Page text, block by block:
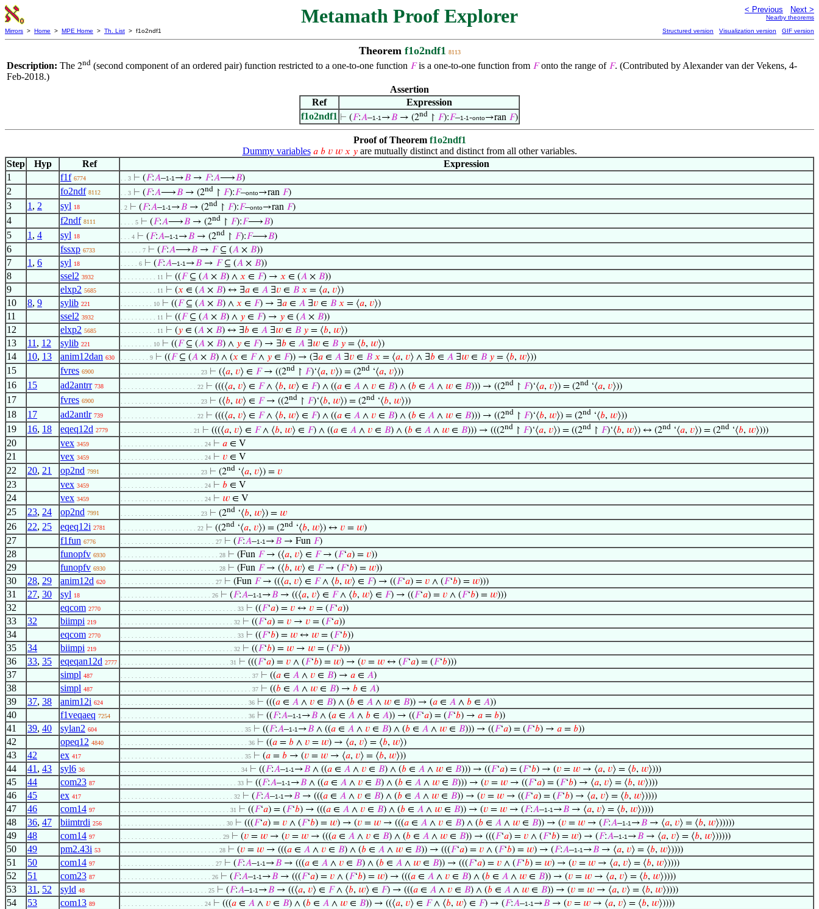
Metamath Proof Explorer < Previous Next >
Nearby theorems
Mirrors > Home > MPE Home > Th. List > f1o2ndf1 Structured version Visualization version GIF version
Theorem f1o2ndf1 8113
Description: The 2nd (second component of an ordered pair) function restricted to a one-to-one function 𝐹is a one-to-one function from 𝐹onto the range of 𝐹. (Contributed by Alexander van der Vekens, 4-
Feb-2018.)
Assertion
Ref
Expression
f1o2ndf1 ⊢ (𝐹:𝐴–1-1→𝐵 → (2nd ↾ 𝐹):𝐹–1-1-onto→ran 𝐹)
Proof of Theorem f1o2ndf1
Dummy variables 𝑎 𝑏 𝑣 𝑤 𝑥 𝑦are mutually distinct and distinct from all other variables.
Step
Hyp Ref
Expression
1
f1f 6774 . . 3 ⊢ (𝐹:𝐴–1-1 →𝐵 → 𝐹:𝐴⟶𝐵)
2 fo2ndf 8112 . . 3 ⊢ (𝐹:𝐴⟶𝐵 → (2nd ↾ 𝐹):𝐹–onto→ran 𝐹)
3 1 , 2 syl 18 . 2 ⊢ (𝐹:𝐴–1-1→𝐵 → (2nd ↾ 𝐹):𝐹–onto→ran 𝐹)
4 f2ndf 8111 . . . . 5 ⊢ (𝐹:𝐴⟶𝐵 → (2nd ↾ 𝐹):𝐹⟶𝐵)
5 1 , 4 syl 18 . . . 4 ⊢ (𝐹:𝐴–1-1→𝐵 → (2nd ↾ 𝐹):𝐹⟶𝐵)
6 fssxp 6733 . . . . . . 7 ⊢ (𝐹:𝐴⟶𝐵 → 𝐹⊆ (𝐴 × 𝐵))
7 1 , 6 syl 18 . . . . . 6 ⊢ (𝐹:𝐴–1-1 →𝐵 → 𝐹⊆ (𝐴 × 𝐵))
8 ssel2 3932 . . . . . . . . . . 11 ⊢ ((𝐹⊆ (𝐴 × 𝐵) ∧ 𝑥 ∈ 𝐹) → 𝑥 ∈ (𝐴 × 𝐵))
9 elxp2 5685 . . . . . . . . . . 11 ⊢ (𝑥 ∈ (𝐴 × 𝐵) ↔ ∃𝑎 ∈ 𝐴 ∃𝑣 ∈ 𝐵 𝑥 = ⟨𝑎, 𝑣⟩)
10 8, 9 sylib 221 . . . . . . . . . 10 ⊢ ((𝐹⊆ (𝐴 × 𝐵) ∧ 𝑥 ∈ 𝐹) → ∃𝑎 ∈ 𝐴 ∃𝑣 ∈ 𝐵 𝑥 = ⟨𝑎, 𝑣⟩)
11 ssel2 3932 . . . . . . . . . . 11 ⊢ ((𝐹⊆ (𝐴 × 𝐵) ∧ 𝑦 ∈ 𝐹) → 𝑦 ∈ (𝐴 × 𝐵))
12 elxp2 5685 . . . . . . . . . . 11 ⊢ (𝑦 ∈ (𝐴 × 𝐵) ↔ ∃𝑏 ∈ 𝐴 ∃𝑤 ∈ 𝐵 𝑦 = ⟨𝑏, 𝑤⟩)
13 11 , 12 sylib 221 . . . . . . . . . 10 ⊢ ((𝐹⊆ (𝐴 × 𝐵) ∧ 𝑦 ∈ 𝐹) → ∃𝑏 ∈ 𝐴 ∃𝑤 ∈ 𝐵 𝑦 = ⟨𝑏, 𝑤⟩)
14 10, 13 anim12dan 630 . . . . . . . . 9 ⊢ ((𝐹⊆ (𝐴 × 𝐵) ∧ (𝑥 ∈ 𝐹∧ 𝑦 ∈ 𝐹)) → (∃𝑎 ∈ 𝐴 ∃𝑣 ∈ 𝐵 𝑥 = ⟨𝑎, 𝑣⟩ ∧ ∃𝑏 ∈ 𝐴 ∃𝑤 ∈ 𝐵 𝑦 = ⟨𝑏, 𝑤⟩))
15 fvres 6900 . . . . . . . . . . . . . . . . . . . . . . 23 ⊢ (⟨𝑎, 𝑣⟩ ∈ 𝐹→ ((2nd ↾ 𝐹)‘⟨𝑎, 𝑣⟩) = (2nd ‘⟨𝑎, 𝑣⟩))
16 15 ad2antrr 738 . . . . . . . . . . . . . . . . . . . . . 22 ⊢ (((⟨𝑎, 𝑣⟩ ∈ 𝐹∧ ⟨𝑏, 𝑤⟩ ∈ 𝐹) ∧ ((𝑎 ∈ 𝐴 ∧ 𝑣 ∈ 𝐵) ∧ (𝑏 ∈ 𝐴 ∧ 𝑤 ∈ 𝐵))) → ((2nd ↾ 𝐹)‘⟨𝑎, 𝑣⟩) = (2nd ‘⟨𝑎, 𝑣⟩))
17 fvres 6900 . . . . . . . . . . . . . . . . . . . . . . 23 ⊢ (⟨𝑏, 𝑤⟩ ∈ 𝐹→ ((2nd ↾ 𝐹)‘⟨𝑏, 𝑤⟩) = (2nd ‘⟨𝑏, 𝑤⟩))
18 17 ad2antlr 739 . . . . . . . . . . . . . . . . . . . . . 22 ⊢ (((⟨𝑎, 𝑣⟩ ∈ 𝐹∧ ⟨𝑏, 𝑤⟩ ∈ 𝐹) ∧ ((𝑎 ∈ 𝐴 ∧ 𝑣 ∈ 𝐵) ∧ (𝑏 ∈ 𝐴 ∧ 𝑤 ∈ 𝐵))) → ((2nd ↾ 𝐹)‘⟨𝑏, 𝑤⟩) = (2nd ‘⟨𝑏, 𝑤⟩))
19 16, 18 eqeq12d 2779 . . . . . . . . . . . . . . . . . . . . 21 ⊢ (((⟨𝑎, 𝑣⟩ ∈ 𝐹∧ ⟨𝑏, 𝑤⟩ ∈ 𝐹) ∧ ((𝑎 ∈ 𝐴 ∧ 𝑣 ∈ 𝐵) ∧ (𝑏 ∈ 𝐴 ∧ 𝑤 ∈ 𝐵))) → (((2nd ↾ 𝐹)‘⟨𝑎, 𝑣⟩) = ((2nd ↾ 𝐹)‘⟨𝑏, 𝑤⟩) ↔ (2nd ‘⟨𝑎, 𝑣⟩) = (2nd ‘⟨𝑏, 𝑤⟩)))
20 vex 3459 . . . . . . . . . . . . . . . . . . . . . . . 24 ⊢ 𝑎 ∈ V
21 vex 3459 . . . . . . . . . . . . . . . . . . . . . . . 24 ⊢ 𝑣 ∈ V
22 20, 21 op2nd 7991 . . . . . . . . . . . . . . . . . . . . . . 23 ⊢ (2nd ‘⟨𝑎, 𝑣⟩) = 𝑣
23 vex 3459 . . . . . . . . . . . . . . . . . . . . . . . 24 ⊢ 𝑏 ∈ V
24 vex 3459 . . . . . . . . . . . . . . . . . . . . . . . 24 ⊢ 𝑤 ∈ V
25 23, 24 op2nd 7991 . . . . . . . . . . . . . . . . . . . . . . 23 ⊢ (2nd ‘⟨𝑏, 𝑤⟩) = 𝑤
26 22, 25 eqeq12i 2781 . . . . . . . . . . . . . . . . . . . . . 22 ⊢ ((2nd ‘⟨𝑎, 𝑣⟩) = (2nd ‘⟨𝑏, 𝑤⟩) ↔ 𝑣 = 𝑤)
27 f1fun 6776 . . . . . . . . . . . . . . . . . . . . . . . . . . 27 ⊢ (𝐹:𝐴–1-1 →𝐵 → Fun 𝐹)
28 funopfv 6930 . . . . . . . . . . . . . . . . . . . . . . . . . . . 28 ⊢ (Fun 𝐹→ (⟨𝑎, 𝑣⟩ ∈ 𝐹→ (𝐹‘𝑎) = 𝑣))
29 funopfv 6930 . . . . . . . . . . . . . . . . . . . . . . . . . . . 28 ⊢ (Fun 𝐹→ (⟨𝑏, 𝑤⟩ ∈ 𝐹→ (𝐹‘𝑏) = 𝑤))
30 28, 29 anim12d 620 . . . . . . . . . . . . . . . . . . . . . . . . . . 27 ⊢ (Fun 𝐹→ ((⟨𝑎, 𝑣⟩ ∈ 𝐹∧ ⟨𝑏, 𝑤⟩ ∈ 𝐹) → ((𝐹‘𝑎) = 𝑣 ∧ (𝐹‘𝑏) = 𝑤)))
31 27, 30 syl 18 . . . . . . . . . . . . . . . . . . . . . . . . . 26 ⊢ (𝐹:𝐴–1-1 →𝐵 → ((⟨𝑎, 𝑣⟩ ∈ 𝐹∧ ⟨𝑏, 𝑤⟩ ∈ 𝐹) → ((𝐹‘𝑎) = 𝑣 ∧ (𝐹‘𝑏) = 𝑤)))
32 eqcom 2770 . . . . . . . . . . . . . . . . . . . . . . . . . . . . . . . . 33 ⊢ ((𝐹‘𝑎) = 𝑣 ↔ 𝑣 = (𝐹‘𝑎))
33 32 biimpi 219 . . . . . . . . . . . . . . . . . . . . . . . . . . . . . . . 32 ⊢ ((𝐹‘𝑎) = 𝑣 → 𝑣 = (𝐹‘𝑎))
34 eqcom 2770 . . . . . . . . . . . . . . . . . . . . . . . . . . . . . . . . 33 ⊢ ((𝐹‘𝑏) = 𝑤 ↔ 𝑤 = (𝐹‘𝑏))
35 34 biimpi 219 . . . . . . . . . . . . . . . . . . . . . . . . . . . . . . . 32 ⊢ ((𝐹‘𝑏) = 𝑤 → 𝑤 = (𝐹‘𝑏))
36 33, 35 eqeqan12d 2777 . . . . . . . . . . . . . . . . . . . . . . . . . . . . . . 31 ⊢ (((𝐹‘𝑎) = 𝑣 ∧ (𝐹‘𝑏) = 𝑤) → (𝑣 = 𝑤 ↔ (𝐹‘𝑎) = (𝐹‘𝑏)))
37 simpl 487 . . . . . . . . . . . . . . . . . . . . . . . . . . . . . . . . . . . . 37 ⊢ ((𝑎 ∈ 𝐴 ∧ 𝑣 ∈ 𝐵) → 𝑎 ∈ 𝐴)
38 simpl 487 . . . . . . . . . . . . . . . . . . . . . . . . . . . . . . . . . . . . 37 ⊢ ((𝑏 ∈ 𝐴 ∧ 𝑤 ∈ 𝐵) → 𝑏 ∈ 𝐴)
39 37, 38 anim12i 624 . . . . . . . . . . . . . . . . . . . . . . . . . . . . . . . . . . . 36 ⊢ (((𝑎 ∈ 𝐴 ∧ 𝑣 ∈ 𝐵) ∧ (𝑏 ∈ 𝐴 ∧ 𝑤 ∈ 𝐵)) → (𝑎 ∈ 𝐴 ∧ 𝑏 ∈ 𝐴))
40 f1veqaeq 7254 . . . . . . . . . . . . . . . . . . . . . . . . . . . . . . . . . . . 36 ⊢ ((𝐹:𝐴–1-1 →𝐵 ∧ (𝑎 ∈ 𝐴 ∧ 𝑏 ∈ 𝐴)) → ((𝐹‘𝑎) = (𝐹‘𝑏) → 𝑎 = 𝑏))
41 39, 40 sylan2 604 . . . . . . . . . . . . . . . . . . . . . . . . . . . . . . . . . . 35 ⊢ ((𝐹:𝐴–1-1 →𝐵 ∧ ((𝑎 ∈ 𝐴 ∧ 𝑣 ∈ 𝐵) ∧ (𝑏 ∈ 𝐴 ∧ 𝑤 ∈ 𝐵))) → ((𝐹‘𝑎) = (𝐹‘𝑏) → 𝑎 = 𝑏))
42 opeq12 4840 . . . . . . . . . . . . . . . . . . . . . . . . . . . . . . . . . . . 36 ⊢ ((𝑎 = 𝑏 ∧ 𝑣 = 𝑤) → ⟨𝑎, 𝑣⟩ = ⟨𝑏, 𝑤⟩)
43 42 ex 417 . . . . . . . . . . . . . . . . . . . . . . . . . . . . . . . . . . 35 ⊢ (𝑎 = 𝑏 → (𝑣 = 𝑤 → ⟨𝑎, 𝑣⟩ = ⟨𝑏, 𝑤⟩))
44 41 , 43 syl6 36 . . . . . . . . . . . . . . . . . . . . . . . . . . . . . . . . . 34 ⊢ ((𝐹:𝐴–1-1 →𝐵 ∧ ((𝑎 ∈ 𝐴 ∧ 𝑣 ∈ 𝐵) ∧ (𝑏 ∈ 𝐴 ∧ 𝑤 ∈ 𝐵))) → ((𝐹‘𝑎) = (𝐹‘𝑏) → (𝑣 = 𝑤 → ⟨𝑎, 𝑣⟩ = ⟨𝑏, 𝑤⟩)))
45 44 com23 87 . . . . . . . . . . . . . . . . . . . . . . . . . . . . . . . . 33 ⊢ ((𝐹:𝐴–1-1 →𝐵 ∧ ((𝑎 ∈ 𝐴 ∧ 𝑣 ∈ 𝐵) ∧ (𝑏 ∈ 𝐴 ∧ 𝑤 ∈ 𝐵))) → (𝑣 = 𝑤 → ((𝐹‘𝑎) = (𝐹‘𝑏) → ⟨𝑎, 𝑣⟩ = ⟨𝑏, 𝑤⟩)))
46 45 ex 417 . . . . . . . . . . . . . . . . . . . . . . . . . . . . . . . 32 ⊢ (𝐹:𝐴–1-1 →𝐵 → (((𝑎 ∈ 𝐴 ∧ 𝑣 ∈ 𝐵) ∧ (𝑏 ∈ 𝐴 ∧ 𝑤 ∈ 𝐵)) → (𝑣 = 𝑤 → ((𝐹‘𝑎) = (𝐹‘𝑏) → ⟨𝑎, 𝑣⟩ = ⟨𝑏, 𝑤⟩))))
47 46 com14 97 . . . . . . . . . . . . . . . . . . . . . . . . . . . . . . 31 ⊢ ((𝐹‘𝑎) = (𝐹‘𝑏) → (((𝑎 ∈ 𝐴 ∧ 𝑣 ∈ 𝐵) ∧ (𝑏 ∈ 𝐴 ∧ 𝑤 ∈ 𝐵)) → (𝑣 = 𝑤 → (𝐹:𝐴–1-1 →𝐵 → ⟨𝑎, 𝑣⟩ = ⟨𝑏, 𝑤⟩))))
48 36, 47 biimtrdi 256 . . . . . . . . . . . . . . . . . . . . . . . . . . . . . 30 ⊢ (((𝐹‘𝑎) = 𝑣 ∧ (𝐹‘𝑏) = 𝑤) → (𝑣 = 𝑤 → (((𝑎 ∈ 𝐴 ∧ 𝑣 ∈ 𝐵) ∧ (𝑏 ∈ 𝐴 ∧ 𝑤 ∈ 𝐵)) → (𝑣 = 𝑤 → (𝐹:𝐴–1-1 →𝐵 → ⟨𝑎, 𝑣⟩ = ⟨𝑏, 𝑤⟩)))))
49 48 com14 97 . . . . . . . . . . . . . . . . . . . . . . . . . . . . 29 ⊢ (𝑣 = 𝑤 → (𝑣 = 𝑤 → (((𝑎 ∈ 𝐴 ∧ 𝑣 ∈ 𝐵) ∧ (𝑏 ∈ 𝐴 ∧ 𝑤 ∈ 𝐵)) → (((𝐹‘𝑎) = 𝑣 ∧ (𝐹‘𝑏) = 𝑤) → (𝐹:𝐴–1-1 →𝐵 → ⟨𝑎, 𝑣⟩ = ⟨𝑏, 𝑤⟩)))))
50 49 pm2.43i 53 . . . . . . . . . . . . . . . . . . . . . . . . . . . 28 ⊢ (𝑣 = 𝑤 → (((𝑎 ∈ 𝐴 ∧ 𝑣 ∈ 𝐵) ∧ (𝑏 ∈ 𝐴 ∧ 𝑤 ∈ 𝐵)) → (((𝐹‘𝑎) = 𝑣 ∧ (𝐹‘𝑏) = 𝑤) → (𝐹:𝐴–1-1 →𝐵 → ⟨𝑎, 𝑣⟩ = ⟨𝑏, 𝑤⟩))))
51 50 com14 97 . . . . . . . . . . . . . . . . . . . . . . . . . . 27 ⊢ (𝐹:𝐴–1-1 →𝐵 → (((𝑎 ∈ 𝐴 ∧ 𝑣 ∈ 𝐵) ∧ (𝑏 ∈ 𝐴 ∧ 𝑤 ∈ 𝐵)) → (((𝐹‘𝑎) = 𝑣 ∧ (𝐹‘𝑏) = 𝑤) → (𝑣 = 𝑤 → ⟨𝑎, 𝑣⟩ = ⟨𝑏, 𝑤⟩))))
52 51 com23 87 . . . . . . . . . . . . . . . . . . . . . . . . . 26 ⊢ (𝐹:𝐴–1-1 →𝐵 → (((𝐹‘𝑎) = 𝑣 ∧ (𝐹‘𝑏) = 𝑤) → (((𝑎 ∈ 𝐴 ∧ 𝑣 ∈ 𝐵) ∧ (𝑏 ∈ 𝐴 ∧ 𝑤 ∈ 𝐵)) → (𝑣 = 𝑤 → ⟨𝑎, 𝑣⟩ = ⟨𝑏, 𝑤⟩))))
53 31 , 52 syld 48 . . . . . . . . . . . . . . . . . . . . . . . . 25 ⊢ (𝐹:𝐴–1-1 →𝐵 → ((⟨𝑎, 𝑣⟩ ∈ 𝐹∧ ⟨𝑏, 𝑤⟩ ∈ 𝐹) → (((𝑎 ∈ 𝐴 ∧ 𝑣 ∈ 𝐵) ∧ (𝑏 ∈ 𝐴 ∧ 𝑤 ∈ 𝐵)) → (𝑣 = 𝑤 → ⟨𝑎, 𝑣⟩ = ⟨𝑏, 𝑤⟩))))
54 53 com13 89 . . . . . . . . . . . . . . . . . . . . . . . 24 ⊢ (((𝑎 ∈ 𝐴 ∧ 𝑣 ∈ 𝐵) ∧ (𝑏 ∈ 𝐴 ∧ 𝑤 ∈ 𝐵)) → ((⟨𝑎, 𝑣⟩ ∈ 𝐹∧ ⟨𝑏, 𝑤⟩ ∈ 𝐹) → (𝐹:𝐴–1-1 →𝐵 → (𝑣 = 𝑤 → ⟨𝑎, 𝑣⟩ = ⟨𝑏, 𝑤⟩))))